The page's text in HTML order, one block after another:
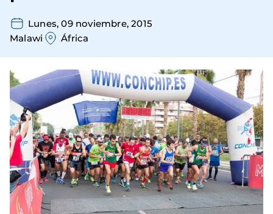
Lunes, 09 noviembre, 2015
Malawi
África